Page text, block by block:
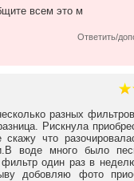
всем это м
Ответить/
разных
Рискнула
что
воде много было
один раз в
добовляю фото